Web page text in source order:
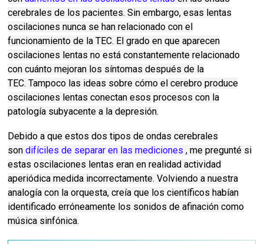
cerebrales de los pacientes.Sin embargo, esas lentas
oscilaciones nunca se han relacionado con el
funcionamiento de la TEC. El grado en que aparecen
oscilaciones lentas no está constantemente relacionado
con cuánto mejoran los síntomas después de la
TEC.Tampoco las ideas sobre cómo el cerebro produce
oscilaciones lentas conectan esos procesos con la
patología subyacente a la depresión.
Debido a que estos dos tipos de ondas cerebrales
sondifíciles de separar en las mediciones , me pregunté si
estas oscilaciones lentas eran en realidad actividad
aperiódica medida incorrectamente.Volviendo a nuestra
analogía con la orquesta, creía que los científicos habían
identificado erróneamente los sonidos de afinación como
música sinfónica.